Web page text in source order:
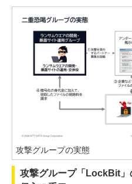
攻撃グループの実態
攻撃グループ「LockBit」